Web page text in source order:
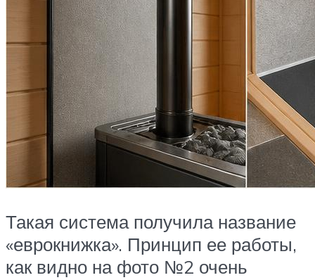
Такая система получила название
«еврокнижка». Принцип ее работы,
как видно на фото №2 очень